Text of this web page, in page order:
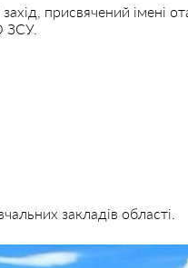
присвячений імені
ЗСУ.
закладів області.